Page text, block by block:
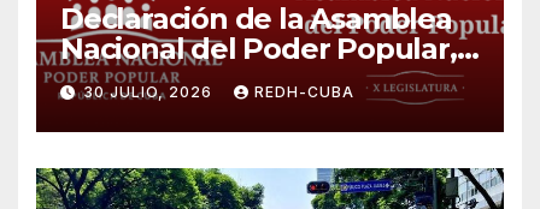
Declaración de la Asamblea
Nacional del Poder Popular,
¡Cesen el cerco energético y
el castigo colectivo al pueblo
cubano!
30 JULIO, 2026 REDH-CUBA